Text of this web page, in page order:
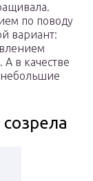
по поводу
вариант:
А в качестве